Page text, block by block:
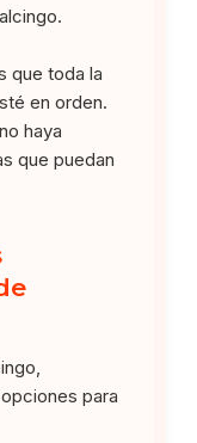
que toda la
en orden.
haya
que puedan
para